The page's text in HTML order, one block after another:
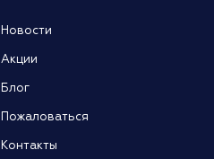
Новости
Акции
Блог
Пожаловаться
Контакты